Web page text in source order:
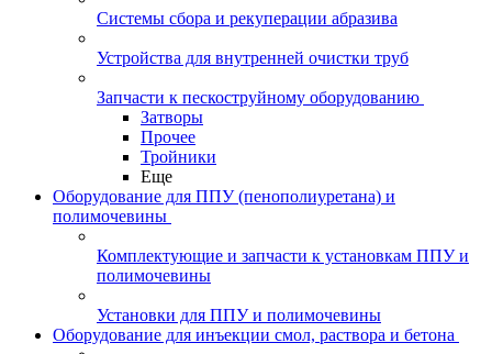
Системы сбора и рекуперации абразива
Устройства для внутренней очистки труб
Запчасти к пескоструйному оборудованию
Затворы
Прочее
Тройники
Еще
Оборудование для ППУ (пенополиуретана) и
полимочевины
Комплектующие и запчасти к установкам ППУ и
полимочевины
Установки для ППУ и полимочевины
Оборудование для инъекции смол, раствора и бетона